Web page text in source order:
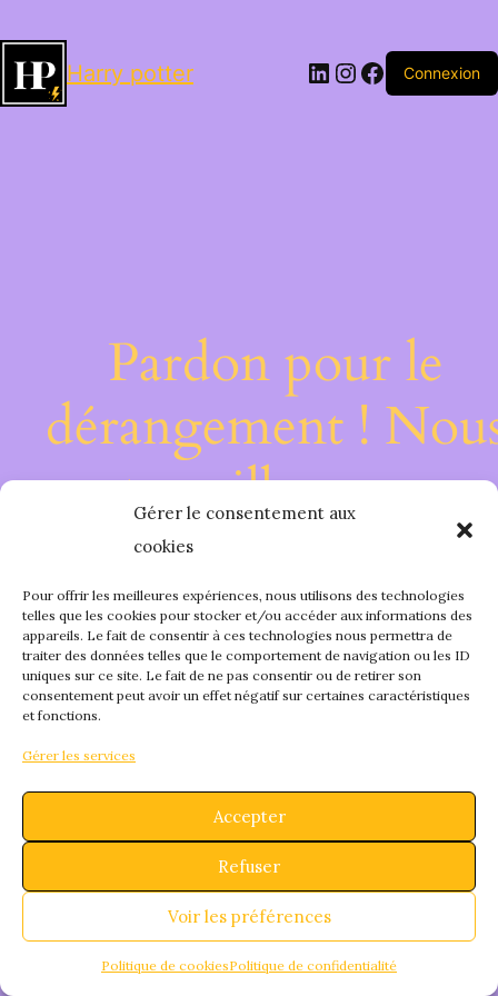
Gérer le consentement aux
cookies
Pour offrir les meilleures expériences, nous utilisons des technologies
telles que les cookies pour stocker et/ou accéder aux informations des
appareils. Le fait de consentir à ces technologies nous permettra de
traiter des données telles que le comportement de navigation ou les ID
uniques sur ce site. Le fait de ne pas consentir ou de retirer son
consentement peut avoir un effet négatif sur certaines caractéristiques
et fonctions.
Gérer les services
Accepter
Refuser
Voir les préférences
Politique de cookiesPolitique de confidentialité
Harry potter LinkedIn
Instagram
Facebook
Connexion
Pardon pour le
dérangement !
travaillons sur
quelque chose de
fantastique –
bientôt !